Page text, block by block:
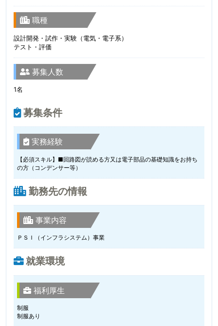
職種
設計開発・試作・実験（電気・電子系）
テスト・評価
募集人数
1名
募集条件
実務経験
【必須スキル】■回路図が読める方又は電子部品の基礎知識をお持ち
の方（コンデンサー等）
勤務先の情報
事業内容
ＰＳＩ（インフラシステム）事業
就業環境
福利厚生
制服
制服あり